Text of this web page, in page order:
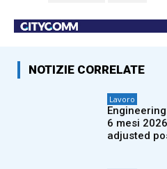
NOTIZIE CORRELATE
Lavoro
6 mesi
adjusted